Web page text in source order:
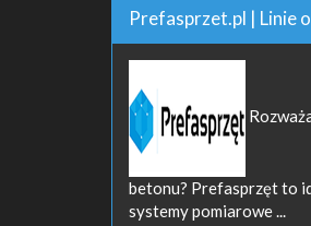
Prefasprzet.pl | Linie
betonu? Prefasprzęt to
systemy pomiarowe ...